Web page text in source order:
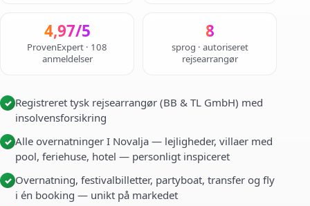
4,97/5
ProvenExpert · 108
anmeldelser
8
sprog · autoriseret
rejsearrangør
✓ Registreret tysk rejsearrangør (BB & TL GmbH) med
insolvensforsikring
✓ Alle overnatninger I Novalja — lejligheder, villaer med
pool, feriehuse, hotel — personligt inspiceret
✓ Overnatning, festivalbilletter, partyboat, transfer og fly
i én booking — unikt på markedet